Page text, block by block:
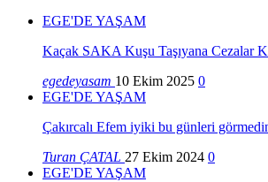
EGE'DE YAŞAM
Kaçak SAKA Kuşu Taşıyana Cezalar
egedeyasam 10 Ekim 2025 0
EGE'DE YAŞAM
Çakırcalı Efem iyiki bu günleri
Turan ÇATAL 27 Ekim 2024 0
EGE'DE YAŞAM